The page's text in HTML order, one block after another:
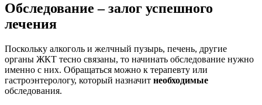
Обследование – залог успешного
лечения
Поскольку алкоголь и желчный пузырь, печень, другие
органы ЖКТ тесно связаны, то начинать обследование нужно
именно с них. Обращаться можно к терапевту или
гастроэнтерологу, который назначит необходимые
обследования.